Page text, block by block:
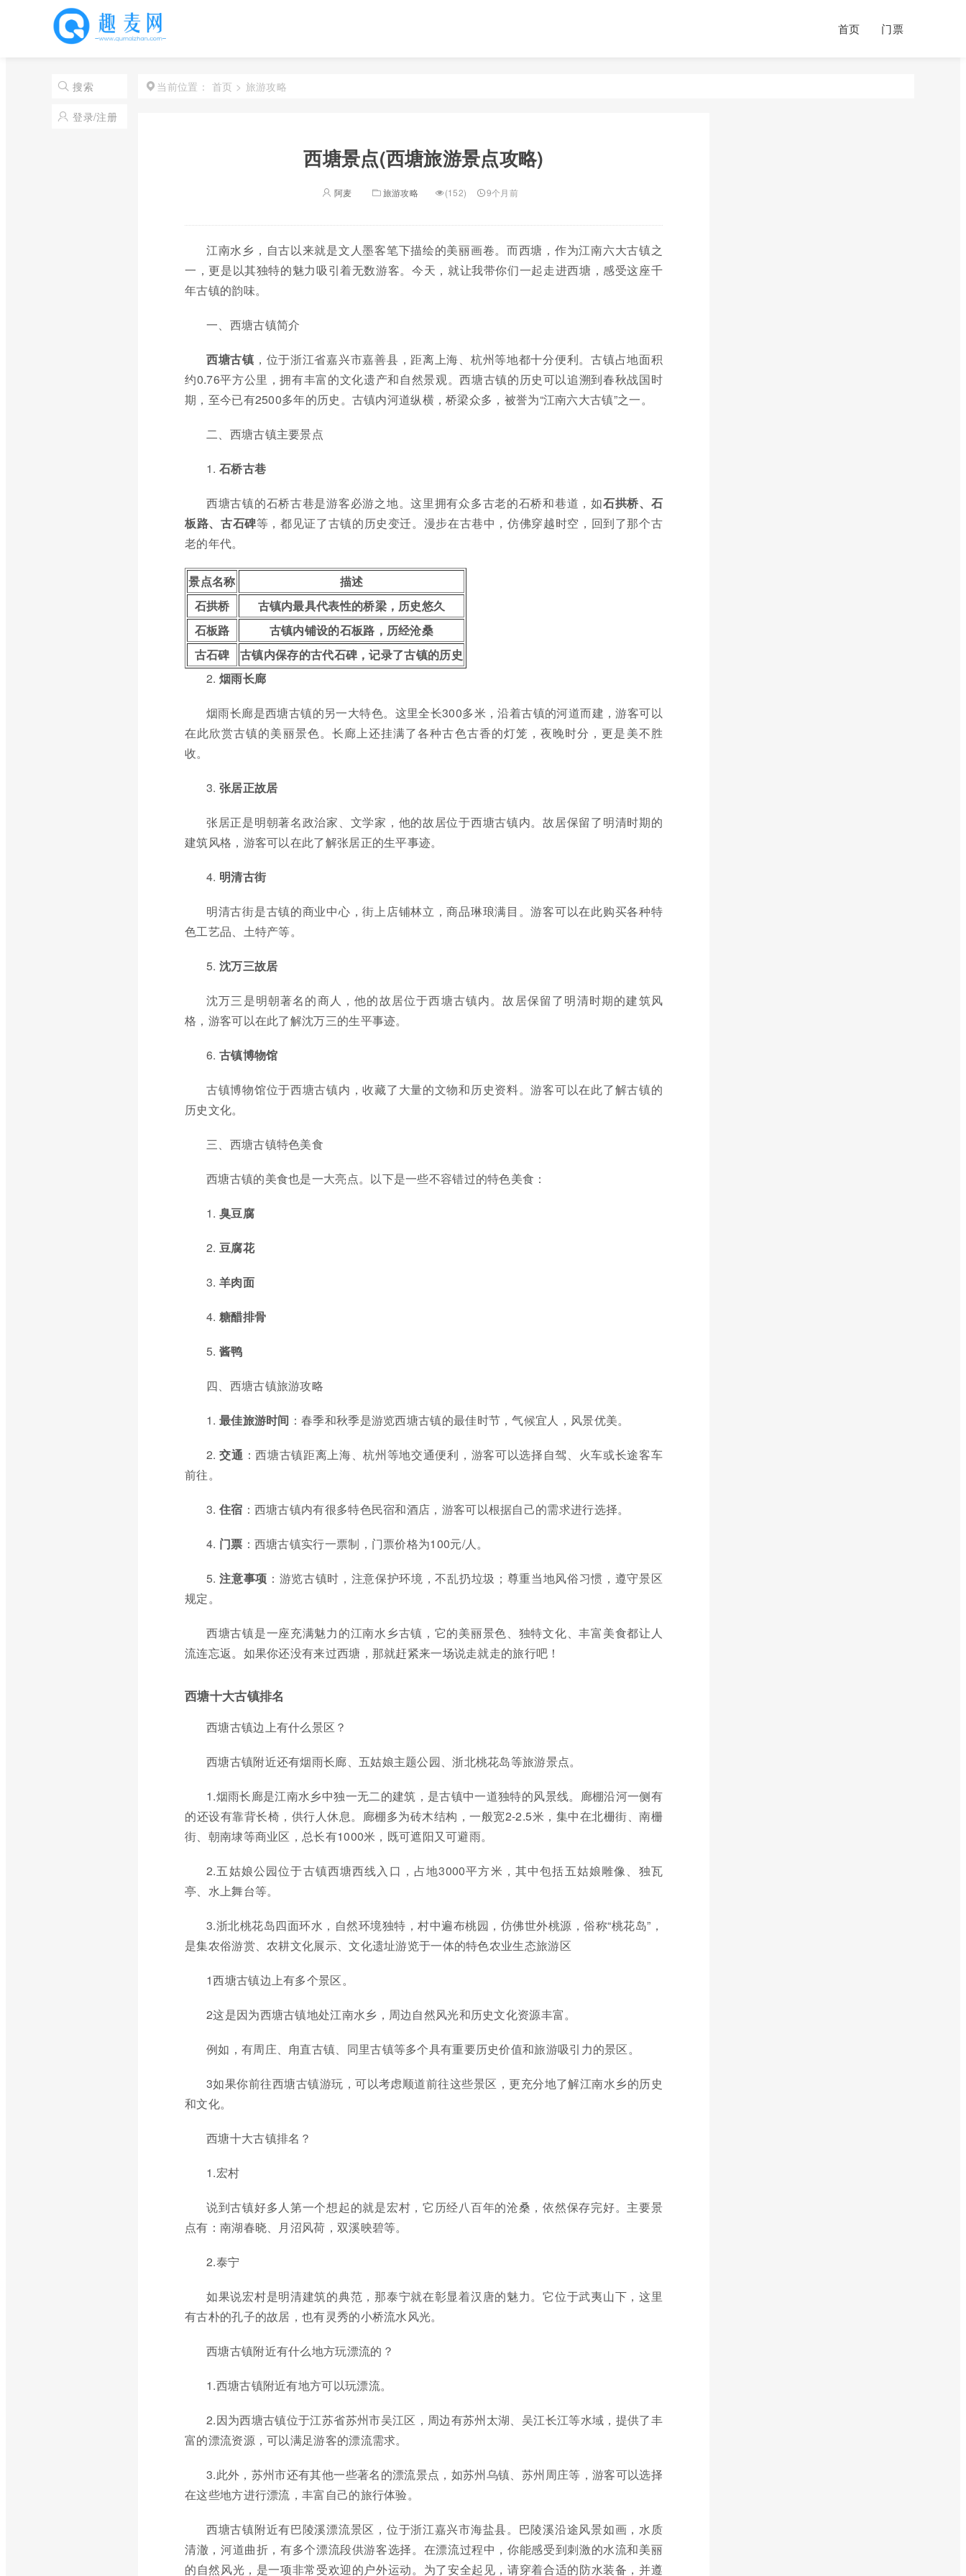
首页 门票
搜索
登录/注册
当前位置： 首页 > 旅游攻略
西塘景点(西塘旅游景点攻略)
阿麦 旅游攻略 (152) 9个月前
江南水乡，自古以来就是文人墨客笔下描绘的美丽画卷。而西塘，作为江南六大古镇之
一，更是以其独特的魅力吸引着无数游客。今天，就让我带你们一起走进西塘，感受这座千
年古镇的韵味。
一、西塘古镇简介
西塘古镇 ，位于浙江省嘉兴市嘉善县，距离上海、杭州等地都十分便利。古镇占地面积
约0.76平方公里，拥有丰富的文化遗产和自然景观。西塘古镇的历史可以追溯到春秋战国时
期，至今已有2500多年的历史。古镇内河道纵横，桥梁众多，被誉为“江南六大古镇”之一。
二、西塘古镇主要景点
1. 石桥古巷
西塘古镇的石桥古巷是游客必游之地。这里拥有众多古老的石桥和巷道，如石拱桥、石
板路、古石碑等，都见证了古镇的历史变迁。漫步在古巷中，仿佛穿越时空，回到了那个古
老的年代。
景点名称
描述
石拱桥
古镇内最具代表性的桥梁，历史悠久
石板路
古镇内铺设的石板路，历经沧桑
古石碑
古镇内保存的古代石碑，记录了古镇的历史
2. 烟雨长廊
烟雨长廊是西塘古镇的另一大特色。这里全长300多米，沿着古镇的河道而建，游客可以
在此欣赏古镇的美丽景色。长廊上还挂满了各种古色古香的灯笼，夜晚时分，更是美不胜
收。
3. 张居正故居
张居正是明朝著名政治家、文学家，他的故居位于西塘古镇内。故居保留了明清时期的
建筑风格，游客可以在此了解张居正的生平事迹。
4. 明清古街
明清古街是古镇的商业中心，街上店铺林立，商品琳琅满目。游客可以在此购买各种特
色工艺品、土特产等。
5. 沈万三故居
沈万三是明朝著名的商人，他的故居位于西塘古镇内。故居保留了明清时期的建筑风
格，游客可以在此了解沈万三的生平事迹。
6. 古镇博物馆
古镇博物馆位于西塘古镇内，收藏了大量的文物和历史资料。游客可以在此了解古镇的
历史文化。
三、西塘古镇特色美食
西塘古镇的美食也是一大亮点。以下是一些不容错过的特色美食：
1. 臭豆腐
2. 豆腐花
3. 羊肉面
4. 糖醋排骨
5. 酱鸭
四、西塘古镇旅游攻略
1. 最佳旅游时间 ：春季和秋季是游览西塘古镇的最佳时节，气候宜人，风景优美。
2.交通 ：西塘古镇距离上海、杭州等地交通便利，游客可以选择自驾、火车或长途客车
前往。
3. 住宿 ：西塘古镇内有很多特色民宿和酒店，游客可以根据自己的需求进行选择。
4. 门票 ：西塘古镇实行一票制，门票价格为100元/人。
5.注意事项 ：游览古镇时，注意保护环境，不乱扔垃圾；尊重当地风俗习惯，遵守景区
规定。
西塘古镇是一座充满魅力的江南水乡古镇，它的美丽景色、独特文化、丰富美食都让人
流连忘返。如果你还没有来过西塘，那就赶紧来一场说走就走的旅行吧！
西塘十大古镇排名
西塘古镇边上有什么景区？
西塘古镇附近还有烟雨长廊、五姑娘主题公园、浙北桃花岛等旅游景点。
1.烟雨长廊是江南水乡中独一无二的建筑，是古镇中一道独特的风景线。廊棚沿河一侧有
的还设有靠背长椅，供行人休息。廊棚多为砖木结构，一般宽2-2.5米，集中在北栅街、南栅
街、朝南埭等商业区，总长有1000米，既可遮阳又可避雨。
2.五姑娘公园位于古镇西塘西线入口，占地3000平方米，其中包括五姑娘雕像、独瓦
亭、水上舞台等。
3.浙北桃花岛四面环水，自然环境独特，村中遍布桃园，仿佛世外桃源，俗称“桃花岛”，
是集农俗游赏、农耕文化展示、文化遗址游览于一体的特色农业生态旅游区
1西塘古镇边上有多个景区。
2这是因为西塘古镇地处江南水乡，周边自然风光和历史文化资源丰富。
例如，有周庄、甪直古镇、同里古镇等多个具有重要历史价值和旅游吸引力的景区。
3如果你前往西塘古镇游玩，可以考虑顺道前往这些景区，更充分地了解江南水乡的历史
和文化。
西塘十大古镇排名？
1.宏村
说到古镇好多人第一个想起的就是宏村，它历经八百年的沧桑，依然保存完好。主要景
点有：南湖春晓、月沼风荷，双溪映碧等。
2.泰宁
如果说宏村是明清建筑的典范，那泰宁就在彰显着汉唐的魅力。它位于武夷山下，这里
有古朴的孔子的故居，也有灵秀的小桥流水风光。
西塘古镇附近有什么地方玩漂流的？
1.西塘古镇附近有地方可以玩漂流。
2.因为西塘古镇位于江苏省苏州市吴江区，周边有苏州太湖、吴江长江等水域，提供了丰
富的漂流资源，可以满足游客的漂流需求。
3.此外，苏州市还有其他一些著名的漂流景点，如苏州乌镇、苏州周庄等，游客可以选择
在这些地方进行漂流，丰富自己的旅行体验。
西塘古镇附近有巴陵溪漂流景区，位于浙江嘉兴市海盐县。巴陵溪沿途风景如画，水质
清澈，河道曲折，有多个漂流段供游客选择。在漂流过程中，你能感受到刺激的水流和美丽
的自然风光，是一项非常受欢迎的户外运动。为了安全起见，请穿着合适的防水装备，并遵